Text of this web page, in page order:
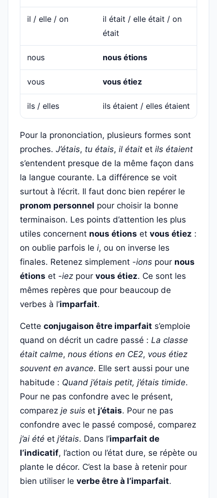
il / elle / on
il était / elle était / on
était
nous nous étions
vous vous étiez
ils / elles ils étaient / elles étaient
Pour la prononciation, plusieurs formes sont
proches. J’étais, tu étais, il était et ils étaient
s’entendent presque de la même façon dans
la langue courante. La différence se voit
surtout à l’écrit. Il faut donc bien repérer le
pronom personnel pour choisir la bonne
terminaison. Les points d’attention les plus
utiles concernent nous étions et vous étiez :
on oublie parfois le i, ou on inverse les
finales. Retenez simplement -ions pour nous
étions et -iez pour vous étiez. Ce sont les
mêmes repères que pour beaucoup de
verbes à l’imparfait.
Cette conjugaison être imparfait s’emploie
quand on décrit un cadre passé : La classe
était calme, nous étions en CE2, vous étiez
souvent en avance. Elle sert aussi pour une
habitude : Quand j’étais petit, j’étais timide.
Pour ne pas confondre avec le présent,
comparez je suis et j’étais. Pour ne pas
confondre avec le passé composé, comparez
j’ai été et j’étais. Dans l’imparfait de
l’indicatif, l’action ou l’état dure, se répète ou
plante le décor. C’est la base à retenir pour
bien utiliser le verbe être à l’imparfait.